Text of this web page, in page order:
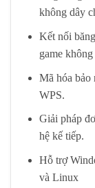
không dây
Kết nối
game
Mã hóa bảo
WPS.
Giải pháp
hệ kế tiếp.
Hỗ trợ
và Linux